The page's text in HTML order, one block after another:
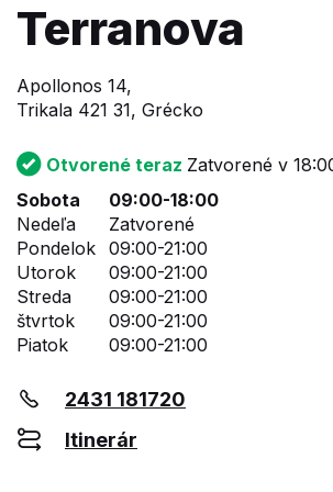
Terranova
Apollonos 14,
Trikala 421 31, Grécko
Otvorené teraz Zatvorené v
Sobota
09:00-18:00
Nedeľa
Zatvorené
Pondelok 09:00-21:00
Utorok
09:00-21:00
Streda
09:00-21:00
štvrtok
09:00-21:00
Piatok
09:00-21:00
2431 181720
Itinerár